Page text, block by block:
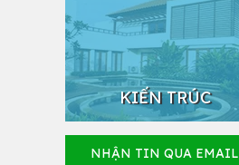
KIẾN TRÚC
NHẬN TIN QUA EMAIL